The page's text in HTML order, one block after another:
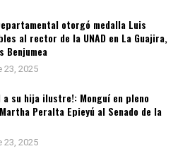
otorgó medalla Luis
al rector de la UNAD en La Guajira,
Benjumea
23, 2025
su hija ilustre!: Monguí en pleno
Peralta Epieyú al Senado de la
23, 2025